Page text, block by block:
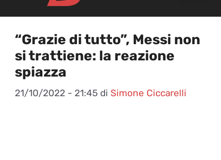
“Grazie di tutto”, Messi non
si trattiene: la reazione
spiazza
21/10/2022 - 21:45 di Simone Ciccarelli